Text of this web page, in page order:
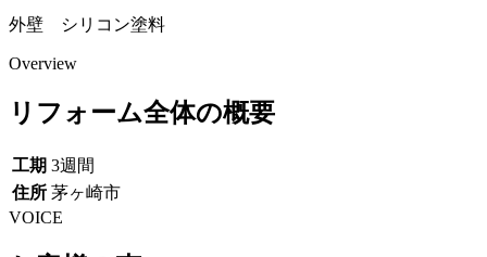
外壁 シリコン塗料
Overview
リフォーム全体の概要
工期 3週間
住所 茅ヶ崎市
VOICE